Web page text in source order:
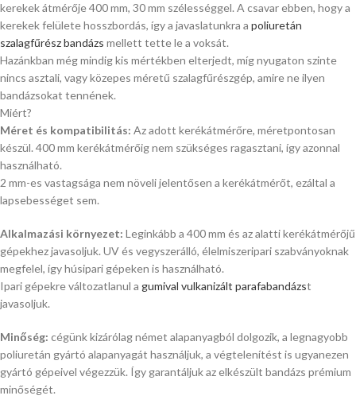
kerekek átmérője 400 mm, 30 mm szélességgel. A csavar ebben, hogy a
kerekek felülete hosszbordás, így a javaslatunkra a poliuretán
szalagfűrész bandázs mellett tette le a voksát.
Hazánkban még mindig kis mértékben elterjedt, míg nyugaton szinte
nincs asztali, vagy közepes méretű szalagfűrészgép, amire ne ilyen
bandázsokat tennének.
Miért?
Méret és kompatibilitás: Az adott kerékátmérőre, méretpontosan
készül. 400 mm kerékátmérőig nem szükséges ragasztani, így azonnal
használható.
2 mm-es vastagsága nem növeli jelentősen a kerékátmérőt, ezáltal a
lapsebességet sem.
Alkalmazási környezet: Leginkább a 400 mm és az alatti kerékátmérőjű
gépekhez javasoljuk. UV és vegyszerálló, élelmiszeripari szabványoknak
megfelel, így húsipari gépeken is használható.
Ipari gépekre változatlanul a gumival vulkanizált parafabandázst
javasoljuk.
Minőség: cégünk kizárólag német alapanyagból dolgozik, a legnagyobb
poliuretán gyártó alapanyagát használjuk, a végtelenítést is ugyanezen
gyártó gépeivel végezzük. Így garantáljuk az elkészült bandázs prémium
minőségét.